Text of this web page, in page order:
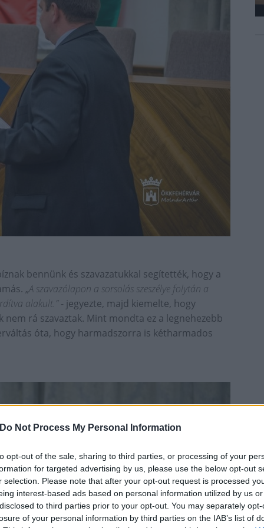
Do Not Process My Personal Information
opt-out of the sale, sharing to third parties, or processing of your
for targeted advertising by us, please use the below opt-out
selection. Please note that after your opt-out request is processed
interest-based ads based on personal information utilized by us
to third parties prior to your opt-out. You may separately
of your personal information by third parties on the IAB’s list of
bennünk és szavazatukkal segítették, hogy a
„A szavazólapon a sorsolás szeszélye folytán a
alakult.”- jegyezte, majd kiemelte, hogy
rá szavaztak. Mint mondta ez a legnehezebb
óta, hogy harmadszorra is kétharmados